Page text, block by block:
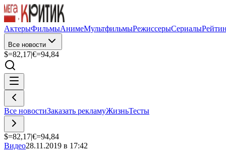
АктерыФильмыАнимеМультфильмыРежиссерыСериалы
Все новости
$=82,17|€=94,84
Все новостиЗаказать рекламуЖизньТесты
$=82,17|€=94,84
Видео28.11.2019 в 17:42